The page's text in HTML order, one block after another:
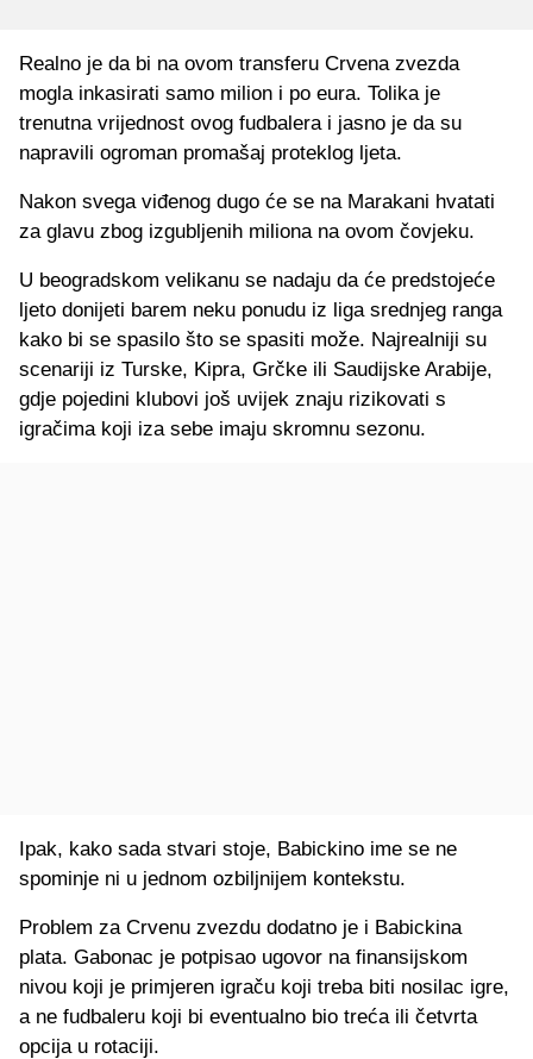
Realno je da bi na ovom transferu Crvena zvezda
mogla inkasirati samo milion i po eura. Tolika je
trenutna vrijednost ovog fudbalera i jasno je da su
napravili ogroman promašaj proteklog ljeta.
Nakon svega viđenog dugo će se na Marakani hvatati
za glavu zbog izgubljenih miliona na ovom čovjeku.
U beogradskom velikanu se nadaju da će predstojeće
ljeto donijeti barem neku ponudu iz liga srednjeg ranga
kako bi se spasilo što se spasiti može. Najrealniji su
scenariji iz Turske, Kipra, Grčke ili Saudijske Arabije,
gdje pojedini klubovi još uvijek znaju rizikovati s
igračima koji iza sebe imaju skromnu sezonu.
Ipak, kako sada stvari stoje, Babickino ime se ne
spominje ni u jednom ozbiljnijem kontekstu.
Problem za Crvenu zvezdu dodatno je i Babickina
plata. Gabonac je potpisao ugovor na finansijskom
nivou koji je primjeren igraču koji treba biti nosilac igre,
a ne fudbaleru koji bi eventualno bio treća ili četvrta
opcija u rotaciji.